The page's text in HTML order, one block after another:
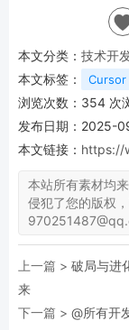
本文分类： 技术开
本文标签：
Cursor
浏览次数： 354 次
发布日期：2025-
本文链接： https://
本站所有素材均
侵犯了您的版权
上一篇 > 破局与进
来
下一篇 > @所有开